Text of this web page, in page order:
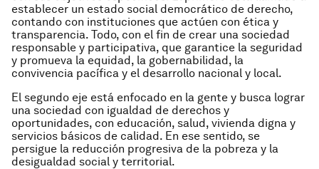
establecer un estado social democrático de derecho,
contando con instituciones que actúen con ética y
transparencia. Todo, con el fin de crear una sociedad
responsable y participativa, que garantice la seguridad
y promueva la equidad, la gobernabilidad, la
convivencia pacífica y el desarrollo nacional y local.
El segundo eje está enfocado en la gente y busca lograr
una sociedad con igualdad de derechos y
oportunidades, con educación, salud, vivienda digna y
servicios básicos de calidad. En ese sentido, se
persigue la reducción progresiva de la pobreza y la
desigualdad social y territorial.